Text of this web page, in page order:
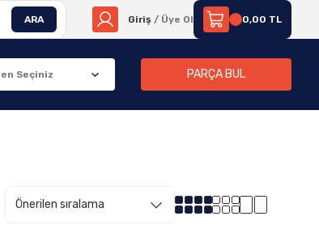
ARA Giriş / Üye Ol 0,00 TL
PARÇA BUL